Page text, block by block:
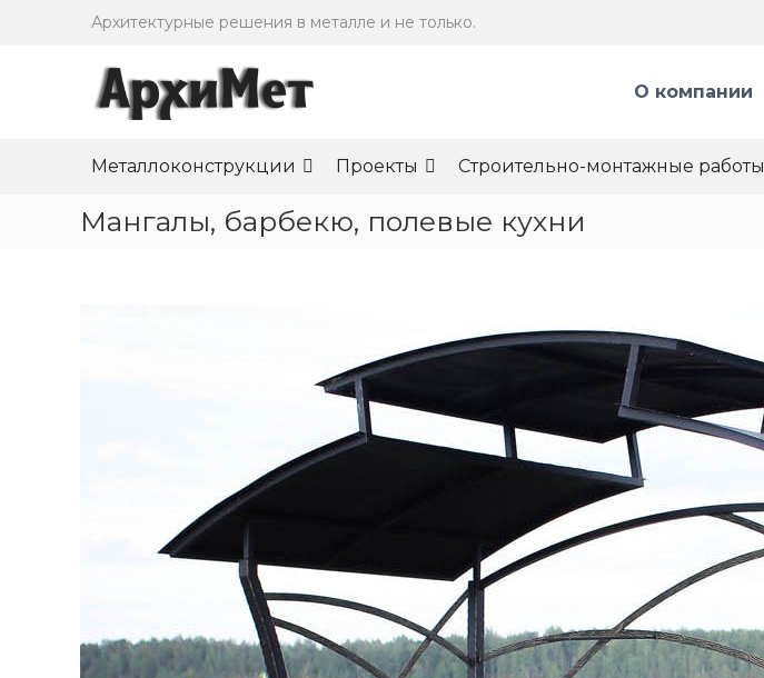
Архитектурные решения в металле и не только.
О компании
Металлоконструкции Проекты Cтроительно-монтажные работы
Мангалы, барбекю, полевые кухни